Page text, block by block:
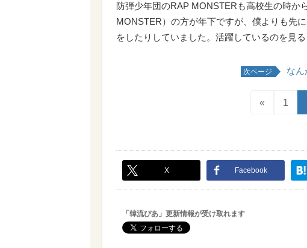
防弾少年団のRAP MONSTERも高校生の時か
MONSTER）の方が年下ですが、僕よりも先
をしたりしていました。活躍しているのを見る
次ページ な
« 1
X Facebook
「韓流ぴあ」更新情報が受け取れます